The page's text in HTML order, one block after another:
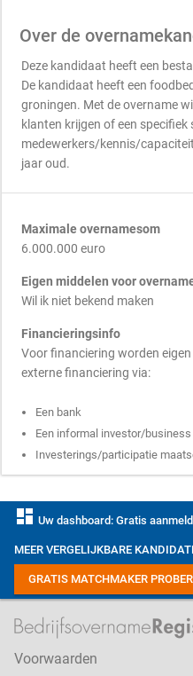
Over de
Deze kandidaat heeft een
De kandidaat heeft een
groningen. Met de overname
klanten krijgen of een specifiek
medewerkers/kennis/
jaar oud.
Maximale overnamesom
6.000.000 euro
Eigen middelen voor
Wil ik niet bekend maken
Financieringsinfo
Voor financiering worden
externe financiering via:
Een bank
Een informal investor/business
Investerings/participatie
dashboard Uw dashboard: Gratis
MEER VERGELIJKBARE
GRATIS MATCHMAKER
Voorwaarden